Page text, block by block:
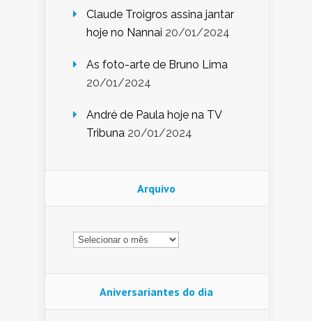
Claude Troigros assina jantar
hoje no Nannai 20/01/2024
As foto-arte de Bruno Lima
20/01/2024
André de Paula hoje na TV
Tribuna 20/01/2024
Arquivo
Arquivo
Aniversariantes do dia